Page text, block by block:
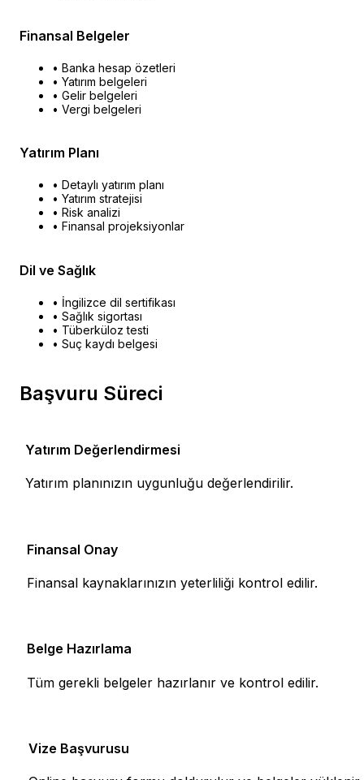
Finansal Belgeler
• Banka hesap özetleri
• Yatırım belgeleri
• Gelir belgeleri
• Vergi belgeleri
Yatırım Planı
• Detaylı yatırım planı
• Yatırım stratejisi
• Risk analizi
• Finansal projeksiyonlar
Dil ve Sağlık
• İngilizce dil sertifikası
• Sağlık sigortası
• Tüberküloz testi
• Suç kaydı belgesi
Başvuru Süreci
Yatırım Değerlendirmesi
Yatırım planınızın uygunluğu değerlendirilir.
Finansal Onay
Finansal kaynaklarınızın yeterliliği kontrol edilir.
Belge Hazırlama
Tüm gerekli belgeler hazırlanır ve kontrol edilir.
Vize Başvurusu